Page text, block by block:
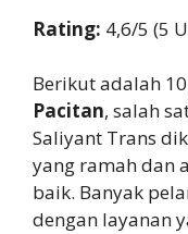
Rating: 4,6/5 (5
Berikut adalah 10
Pacitan, salah
Saliyant Trans
yang ramah dan
baik. Banyak
dengan layanan